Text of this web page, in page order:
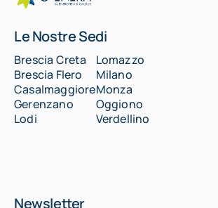
Le Nostre Sedi
Brescia Creta
Brescia Flero
Casalmaggiore
Gerenzano
Lodi
Lomazzo
Milano
Monza
Oggiono
Verdellino
Newsletter